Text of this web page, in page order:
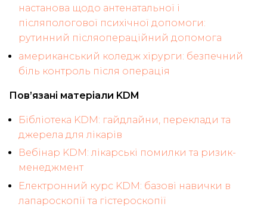
настанова щодо антенатальної і
післяпологової психічної допомоги:
рутинний післяопераційний допомога
американський коледж хірурги: безпечний
біль контроль після операція
Пов’язані матеріали KDM
Бібліотека KDM: гайдлайни, переклади та
джерела для лікарів
Вебінар KDM: лікарські помилки та ризик-
менеджмент
Електронний курс KDM: базові навички в
лапароскопії та гістероскопії